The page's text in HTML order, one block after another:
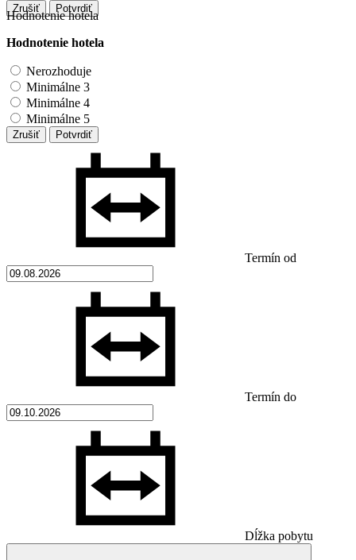
Zrušiť Potvrdiť
Hodnotenie hotela
Hodnotenie hotela
Nerozhoduje
Minimálne 3
Minimálne 4
Minimálne 5
Zrušiť Potvrdiť
Termín od
Termín do
Dĺžka pobytu